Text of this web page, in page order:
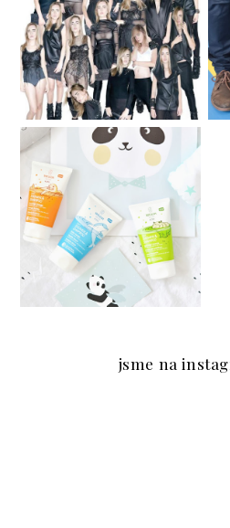
DUO AWKWARD
Secondhand in Brno /
Sekáče v Brně
DĚTSKÁ KOSMETIKA
WELEDA & SOUTĚŽ O
3 Z NICH ♥
jsme na